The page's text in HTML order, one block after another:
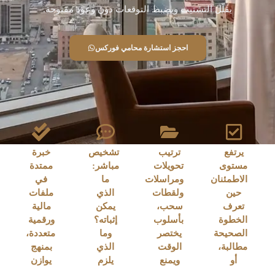
يقلّل التشتيت ويضبط التوقعات دون وعود مفتوحة.
احجز استشارة محامي فوركس
يرتفع
مستوى
الاطمئنان
حين
تعرف
الخطوة
الصحيحة
مطالبة،
أو
ترتيب
تحويلات
ومراسلات
ولقطات
سحب،
بأسلوب
يختصر
الوقت
ويمنع
تشخيص
مباشر:
ما
الذي
يمكن
إثباته؟
وما
الذي
يلزم
خبرة
ممتدة
في
ملفات
مالية
ورقمية
متعددة،
بمنهج
يوازن